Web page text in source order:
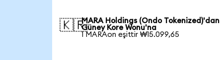
🇰🇷MARA Holdings (Ondo Tokenized)'dan
Güney Kore Wonu'na
1 MARAon eşittir ₩15.099,65